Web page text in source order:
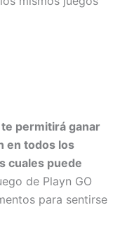
permitirá ganar
en todos los
cuales puede
de Playn GO
para sentirse